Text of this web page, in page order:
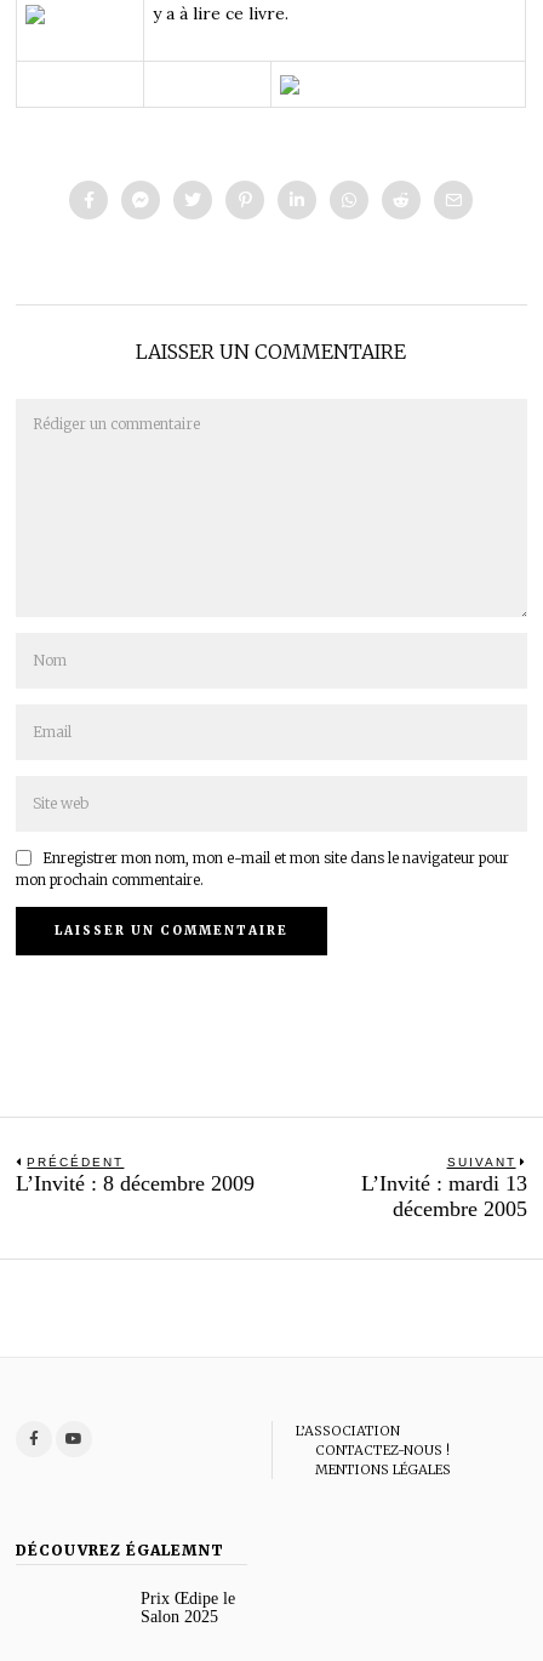
y a à lire ce livre.
LAISSER UN COMMENTAIRE
Enregistrer mon nom, mon e-mail et mon site dans le navigateur pour
mon prochain commentaire.
Navigation
de
PRÉCÉDENT
Previous
L’Invité : 8 décembre 2009
SUIVANT
L’Invité : mardi 13
décembre 2005
L’ASSOCIATION
CONTACTEZ-NOUS !
MENTIONS LÉGALES
DÉCOUVREZ ÉGALEMNT
Prix Œdipe le
Salon 2025